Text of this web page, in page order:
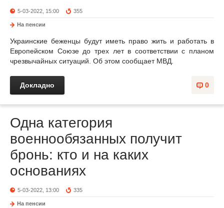
5-03-2022, 15:00 355
На пенсии
Украинские беженцы будут иметь право жить и работать в
Европейском Союзе до трех лет в соответствии с планом
чрезвычайных ситуаций. Об этом сообщает МВД.
0
Докладно
Одна категория
военнообязанных получит
бронь: кто и на каких
основаниях
5-03-2022, 13:00 335
На пенсии